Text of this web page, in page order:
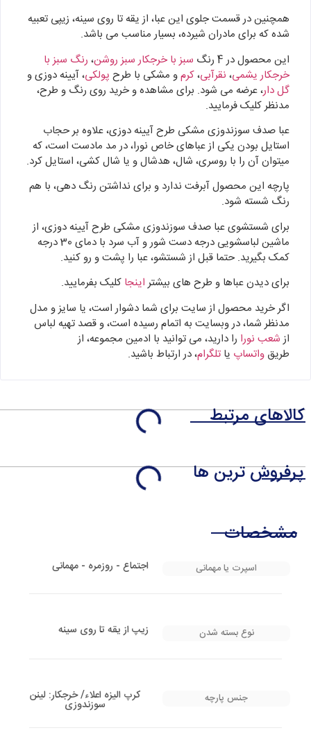
همچنین در قسمت جلوی این عبا، از یقه تا روی سینه، زیپی تعبیه
شده که برای مادران شیرده، بسیار مناسب می باشد.
این محصول در 4 رنگ
سبز با خرجکار سبز روشن، رنگ سبز با
خرجکار یشمی، نقرآبی،کرمو مشکی با طرح پولکی، آیینه دوزی و
گل دار، عرضه می شود. برای مشاهده و خرید روی رنگ و طرح،
مدنظر کلیک فرمایید.
عبا صدف سوزندوزی مشکی طرح آیینه دوزی، علاوه بر حجاب
استایل بودن یکی از عباهای خاص نورا، در مد مادست است، که
میتوان آن را با روسری، شال، هدشال و یا شال کشی، استایل کرد.
پارچه این محصول آبرفت ندارد و برای نداشتن رنگ دهی، با هم
رنگ شسته شود.
برای شستشوی عبا صدف سوزندوزی مشکی طرح آیینه دوزی، از
ماشین لباسشویی درجه دست شور و آب سرد با دمای 30 درجه
کمک بگیرید. حتما قبل از شستشو، عبا را پشت و رو کنید.
برای دیدن عباها و طرح های بیشتراینجا کلیک بفرمایید.
اگر خرید محصول از سایت برای شما دشوار است، یا سایز و مدل
مدنظر شما، در وبسایت به اتمام رسیده است، و قصد تهیه لباس
از شعب نورا را دارید، می توانید با ادمین مجموعه، از
طریق واتساپ یا تلگرام، در ارتباط باشید.
کالاهای مرتبط
پرفروش ترین ها
مشخصات
اسپرت یا مهمانی اجتماع - روزمره - مهمانی
نوع بسته شدن زیپ از یقه تا روی سینه
جنس پارچه کرپ الیزه اعلاء/ خرجکار: لینن
سوزندوزی